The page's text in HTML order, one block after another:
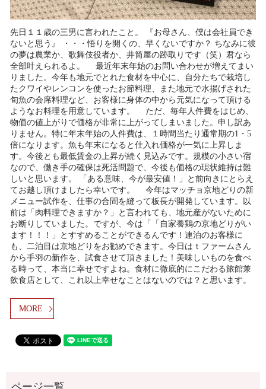
先日１１歳の三男に言われたこと。 『お母さん、僕は会社員でき
ないと思う』 ・・・悟りを開くの、早くないですか？ ちなみに彼
の夢は農業か、歌舞伎役者か、井筒屋の跡取りです（笑）君なら
全部叶えられるよ。 最近年末年始のお問い合わせが増えてまい
りました。今年も地元でとれた食材を中心に、自分たちで栽培し
たクワイやレンコンを使ったお節料理、また地元で水揚げされた
旬魚の会席料理など、お客様に身体の中から元気になって頂ける
ようなお料理を用意しています。 ただ、毎年人件費をはじめ、
物価の値上がりで価格が非常に上がってしまいました。申し訳あ
りません。特に年末年始の人件費は、１時間当たり通常期の1・5
倍になります。魚も年末になると仕入れ価格が一気に上昇しま
す。今後とも最低賃金の上昇が続く見込みです。規模の小さい宿
なので、働き手の確保は死活問題で、今後も価格の現状維持は難
しいと思います。 「ある意味、今が最安値！」と前向きにとらえ
てお越し頂けましたら幸いです。 今年はマッチョ京地どりの新
メニュー試作を、仕事の合間を縫って板長が開発しています。以
前は「肉料理できますか？」と言われても、地元産がないために
お断りしていました。ですが、今は「「自家養鶏の京地どりがい
ます！！！」とすすめることができるんです！連泊のお客様に
も、二泊目は京地どりをお勧めできます。今日はｔファームさん
から手羽の新作を、試食させて頂きました！美味しいものを食べ
る時って、本当に幸せですよね。食材に徹底的にこだわる旅館兼
飲食店として、これ以上幸せなことはないのでは？と思います。
MORE